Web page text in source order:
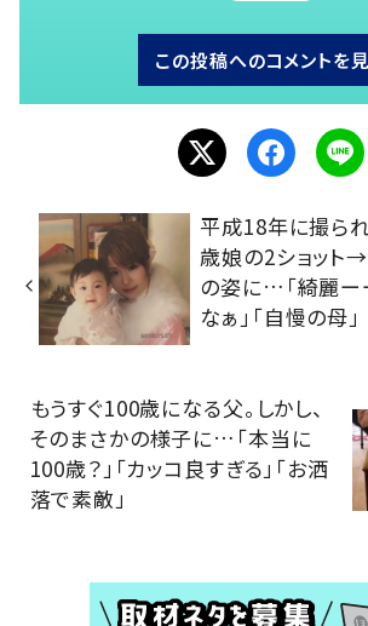
この投稿へのコメントを
平成18年に撮ら
歳娘の2ショット
の姿に…「綺麗ーー
なぁ」「自慢の母」
もうすぐ100歳になる父。しかし、
そのまさかの様子に…「本当に
100歳？」「カッコ良すぎる」「お洒
落で素敵」